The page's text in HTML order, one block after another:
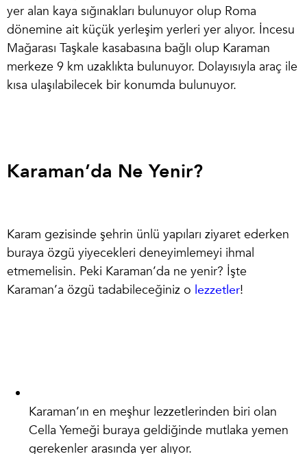
yer alan kaya sığınakları bulunuyor olup Roma
dönemine ait küçük yerleşim yerleri yer alıyor. İncesu
Mağarası Taşkale kasabasına bağlı olup Karaman
merkeze 9 km uzaklıkta bulunuyor. Dolayısıyla araç ile
kısa ulaşılabilecek bir konumda bulunuyor.
Karaman’da Ne Yenir?
Karam gezisinde şehrin ünlü yapıları ziyaret ederken
buraya özgü yiyecekleri deneyimlemeyi ihmal
etmemelisin. Peki Karaman’da ne yenir? İşte
Karaman’a özgü tadabileceğiniz o lezzetler!
Karaman’ın en meşhur lezzetlerinden biri olan
Cella Yemeği buraya geldiğinde mutlaka yemen
gerekenler arasında yer alıyor.